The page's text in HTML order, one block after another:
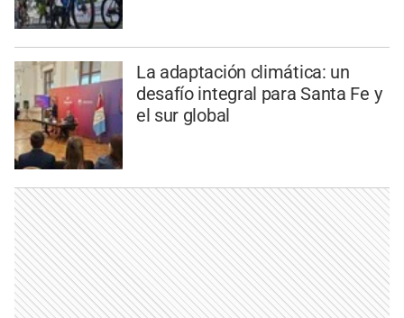
La adaptación climática: un
desafío integral para Santa Fe y
el sur global